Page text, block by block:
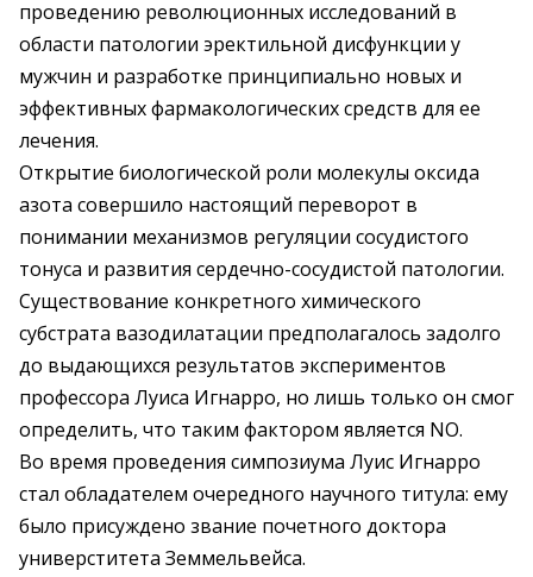
проведению революционных исследований в
области патологии эректильной дисфункции у
мужчин и разработке принципиально новых и
эффективных фармакологических средств для ее
лечения.
Открытие биологической роли молекулы оксида
азота совершило настоящий переворот в
понимании механизмов регуляции сосудистого
тонуса и развития сердечно-сосудистой патологии.
Существование конкретного химического
субстрата вазодилатации предполагалось задолго
до выдающихся результатов экспериментов
профессора Луиса Игнарро, но лишь только он смог
определить, что таким фактором является NO.
Во время проведения симпозиума Луис Игнарро
стал обладателем очередного научного титула: ему
было присуждено звание почетного доктора
универститета Земмельвейса.